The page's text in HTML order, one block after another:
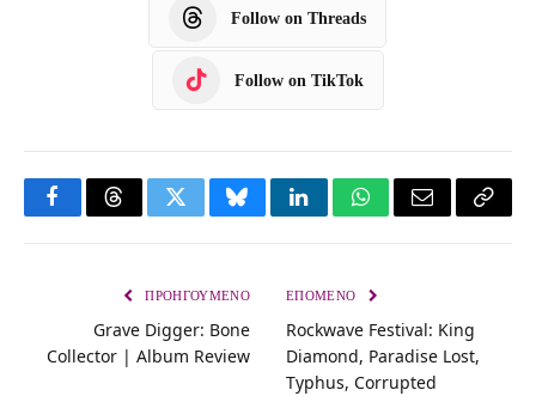
Follow on Threads
Follow on TikTok
F
b
T
e
a
T
i
t
t
B
u
e
s
L
n
k
e
W
t
s
E
i
l
C
ΠΡΟΗΓΟΎΜΕΝΟ
Grave Digger: Bone
Collector | Album Review
ΕΠΌΜΕΝΟ
Rockwave Festival: King
Diamond, Paradise Lost,
Typhus, Corrupted